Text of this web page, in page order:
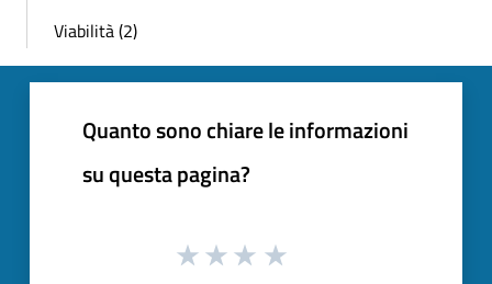
Viabilità (2)
Quanto sono chiare le informazioni
su questa pagina?